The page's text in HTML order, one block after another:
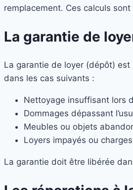
remplacement. Ces calculs
La garantie de
La garantie de loyer (dépôt)
dans les cas suivants :
Nettoyage insuffisant lors
Dommages dépassant
Meubles ou objets
Loyers impayés ou
La garantie doit être libérée